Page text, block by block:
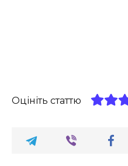
Оцініть статтю